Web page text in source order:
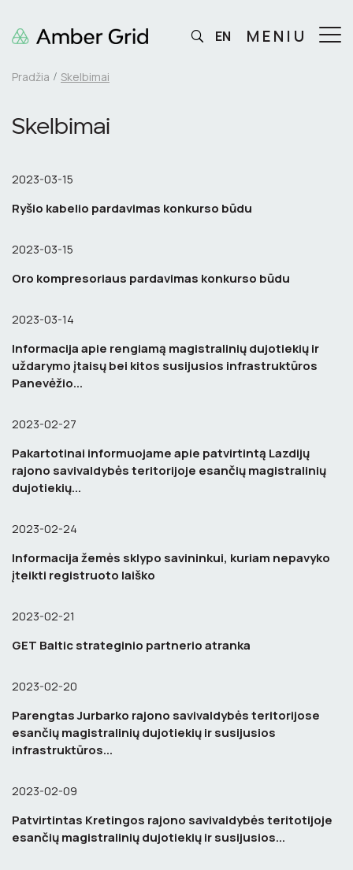
Pradžia Skelbimai
Skelbimai
2023-03-15
Ryšio kabelio pardavimas konkurso būdu
2023-03-15
Oro kompresoriaus pardavimas konkurso būdu
2023-03-14
Informacija apie rengiamą magistralinių dujotiekių ir
uždarymo įtaisų bei kitos susijusios infrastruktūros
Panevėžio...
2023-02-27
Pakartotinai informuojame apie patvirtintą Lazdijų
rajono savivaldybės teritorijoje esančių magistralinių
dujotiekių...
2023-02-24
Informacija žemės sklypo savininkui, kuriam nepavyko
įteikti registruoto laiško
2023-02-21
GET Baltic strateginio partnerio atranka
2023-02-20
Parengtas Jurbarko rajono savivaldybės teritorijose
esančių magistralinių dujotiekių ir susijusios
infrastruktūros...
2023-02-09
Patvirtintas Kretingos rajono savivaldybės teritotijoje
esančių magistralinių dujotiekių ir susijusios...
EN MENIU